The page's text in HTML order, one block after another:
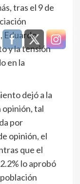
tras el 9 de
Eduardo
y la tensión
en la
dejó a la
opinión, tal
por
opinión, el
que el
lo aprobó